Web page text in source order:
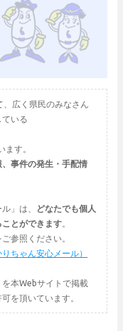
、広く県民のみなさん
いる
す。
事件の発生・手配情
」は、
どなたでも個人
とができます。
参照ください。
ちゃん安心メール）
本Webサイトで掲載
を頂いています。